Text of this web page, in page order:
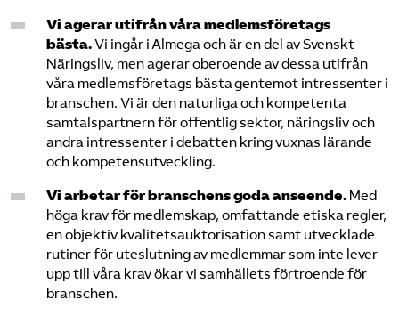
Vi agerar utifrån våra medlems­företags
bästa.Vi ingår i Almega och är en del av Svenskt
Näringsliv, men agerar oberoende av dessa utifrån
våra medlems­företags bästa gentemot intressenter i
branschen. Vi är den naturliga och kompetenta
samtalspartnern för offentlig sektor, näringsliv och
andra intressenter i debatten kring vuxnas lärande
och kompetens­utveckling.
Vi arbetar för branschens goda anseende. Med
höga krav för medlemskap, omfattande etiska regler,
en objektiv kvalitetsauktorisation samt utvecklade
rutiner för uteslutning av medlemmar som inte lever
upp till våra krav ökar vi samhällets förtroende för
branschen.